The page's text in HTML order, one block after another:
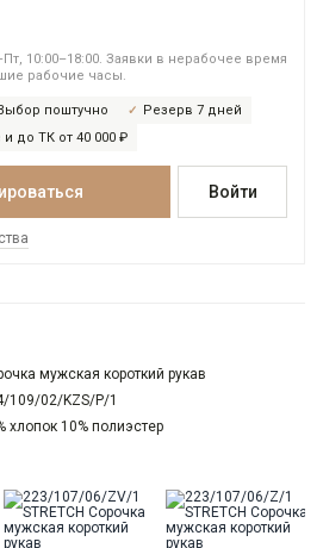
10:00–18:00. Заявки в нерабочее время
рабочие часы.
поштучно
Резерв 7 дней
до ТК от 40 000 ₽
Войти
мужская короткий рукав
109/02/KZS/P/1
хлопок 10% полиэстер
навыпуск укороченная
внутренняя стойка воротника из